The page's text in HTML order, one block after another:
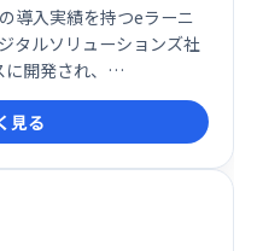
導入実績を持つeラーニ
タルソリューションズ社
開発され、
System)として、企業
ます。効率的な学習環境
ップを支援します。
見る